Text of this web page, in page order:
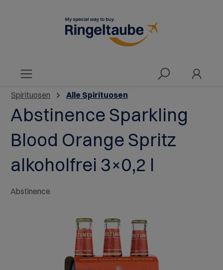
Spirituosen Alle Spirituosen
Abstinence Sparkling
Blood Orange Spritz
alkoholfrei 3×0,2 l
Abstinence
Bildergalerie überspringen